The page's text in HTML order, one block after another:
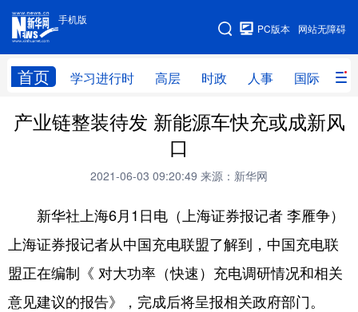
手机版
网站无障碍
PC版本
首页 学习进行时 高层 时政 人事 国际 财
手机版
网站地图
学习进行时 高层 时政 人事
全球连线
科技 科创 量子 体育
文化 书画 健康 军事
产业链整装待发 新能源车快充或成新风
口
2021-06-03 09:20:49 来源：新华网
新华社上海6月1日电（上海证券报记者 李雁争）
上海证券报记者从中国充电联盟了解到，中国充电联
盟正在编制《 对大功率（快速）充电调研情况和相关
意见建议的报告》，完成后将呈报相关政府部门。